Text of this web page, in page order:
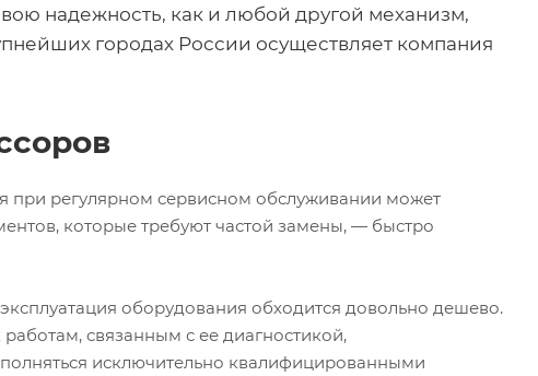
надежность, как и любой другой механизм,
городах России осуществляет компания
при регулярном сервисном обслуживании может
которые требуют частой замены, — быстро
оборудования обходится довольно дешево.
связанным с ее диагностикой,
исключительно квалифицированными